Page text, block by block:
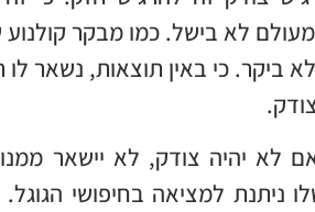
לא בישל. כמו מבקר
ביקר. כי באין תוצאות, נשאר
לא יהיה צודק, לא יישאר
ניתנת למציאה בחיפושי